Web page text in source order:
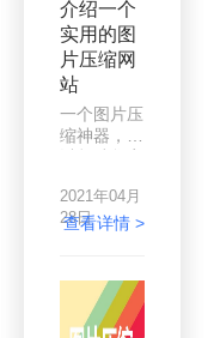
右，在web
上的照片一
般也用不了
这么大的尺
寸。在传输
过程中也总
是提示体积
缩，拥有无
损压缩图片
的软件仍然
介绍一个
实用的图
片压缩网
站
一个图片压
缩神器，可
的压缩，您
是否会因图
题，然后这
个网站可以
解决您的问
2021年04月
28日
查看详情 >